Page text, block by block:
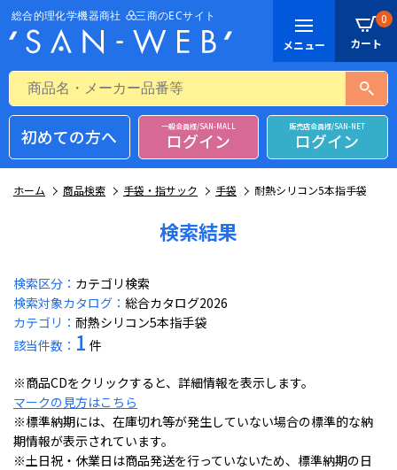
0
初めての方へ 一般会員様/SAN-MALL
ログイン
販売店会員様/SAN-NET
ログイン
ホーム 商品検索 手袋・指サック 手袋 耐熱シリコン5本指手袋
検索結果
検索区分： カテゴリ検索
検索対象カタログ： 総合カタログ2026
カテゴリ： 耐熱シリコン5本指手袋
該当件数： 1 件
※商品CDをクリックすると、詳細情報を表示します。
マークの見方はこちら
※標準納期には、在庫切れ等が発生していない場合の標準的な納
期情報が表示されています。
※土日祝・休業日は商品発送を行っていないため、標準納期の日